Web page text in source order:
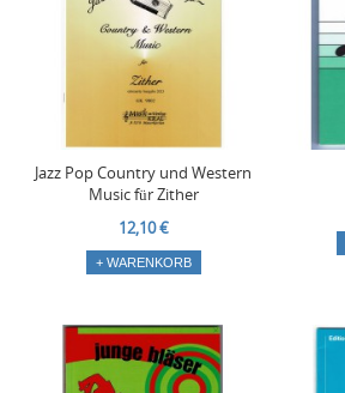
Jazz Pop Country und Western
Music für Zither
12,10 €
+ WARENKORB